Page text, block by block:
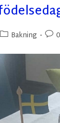
Bakning